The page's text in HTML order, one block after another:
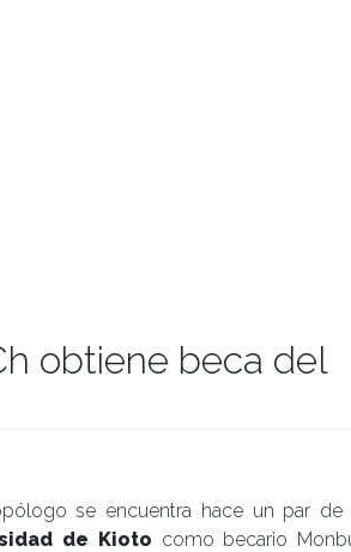
obtiene beca del
se encuentra hace un par de
de Kioto como becario